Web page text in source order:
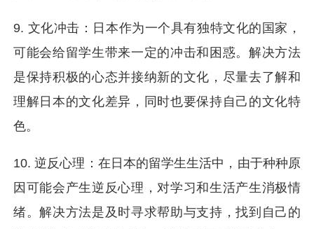
9. 文化冲击：日本作为一个具有独特文化的国家，
可能会给留学生带来一定的冲击和困惑。解决方法
是保持积极的心态并接纳新的文化，尽量去了解和
理解日本的文化差异，同时也要保持自己的文化特
色。
10. 逆反心理：在日本的留学生生活中，由于种种原
因可能会产生逆反心理，对学习和生活产生消极情
绪。解决方法是及时寻求帮助与支持，找到自己的